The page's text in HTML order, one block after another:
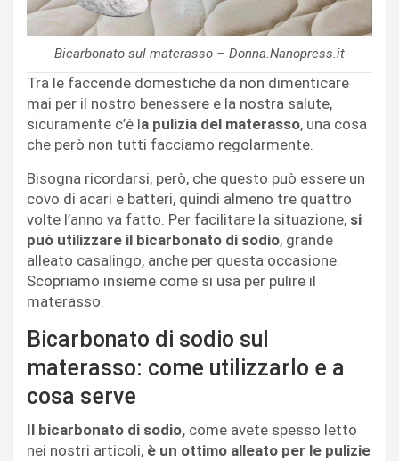
Bicarbonato sul materasso – Donna.Nanopress.it
Tra le faccende domestiche da non dimenticare
mai per il nostro benessere e la nostra salute,
sicuramente c’è la pulizia del materasso, una cosa
che però non tutti facciamo regolarmente.
Bisogna ricordarsi, però, che questo può essere un
covo di acari e batteri, quindi almeno tre quattro
volte l’anno va fatto. Per facilitare la situazione, si
può utilizzare il bicarbonato di sodio, grande
alleato casalingo, anche per questa occasione.
Scopriamo insieme come si usa per pulire il
materasso.
Bicarbonato di sodio sul
materasso: come utilizzarlo e a
cosa serve
Il bicarbonato di sodio, come avete spesso letto
nei nostri articoli, è un ottimo alleato per le pulizie